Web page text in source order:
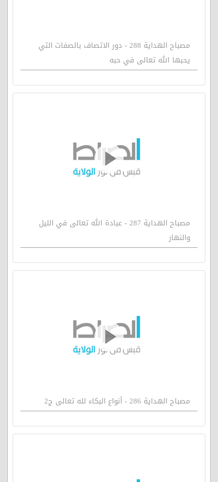
مصباح الهداية 288 - دور الاتصاف بالصفات التي
يحبها الله تعالى في حبه
مصباح الهداية 287 - عبادة الله تعالى في الليل
والنهار
مصباح الهداية 286 - أنواع البكاء لله تعالى ج2